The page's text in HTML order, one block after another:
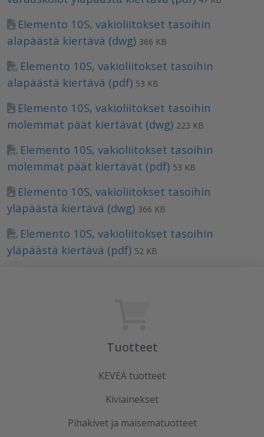
Elemento 10S, vakioliitokset tasoihin
alapäästä kiertävä (dwg) 366 KB
Elemento 10S, vakioliitokset tasoihin
alapäästä kiertävä (pdf) 53 KB
Elemento 10S, vakioliitokset tasoihin
molemmat päät kiertävät (dwg) 223 KB
Elemento 10S, vakioliitokset tasoihin
molemmat päät kiertävät (pdf) 53 KB
Elemento 10S, vakioliitokset tasoihin
yläpäästä kiertävä (dwg) 366 KB
Elemento 10S, vakioliitokset tasoihin
yläpäästä kiertävä (pdf) 52 KB
Tuotteet
KEVEÄ tuotteet
Kiviainekset
Pihakivet ja maisematuotteet